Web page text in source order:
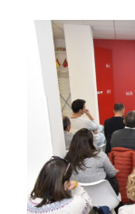
imagen
grande